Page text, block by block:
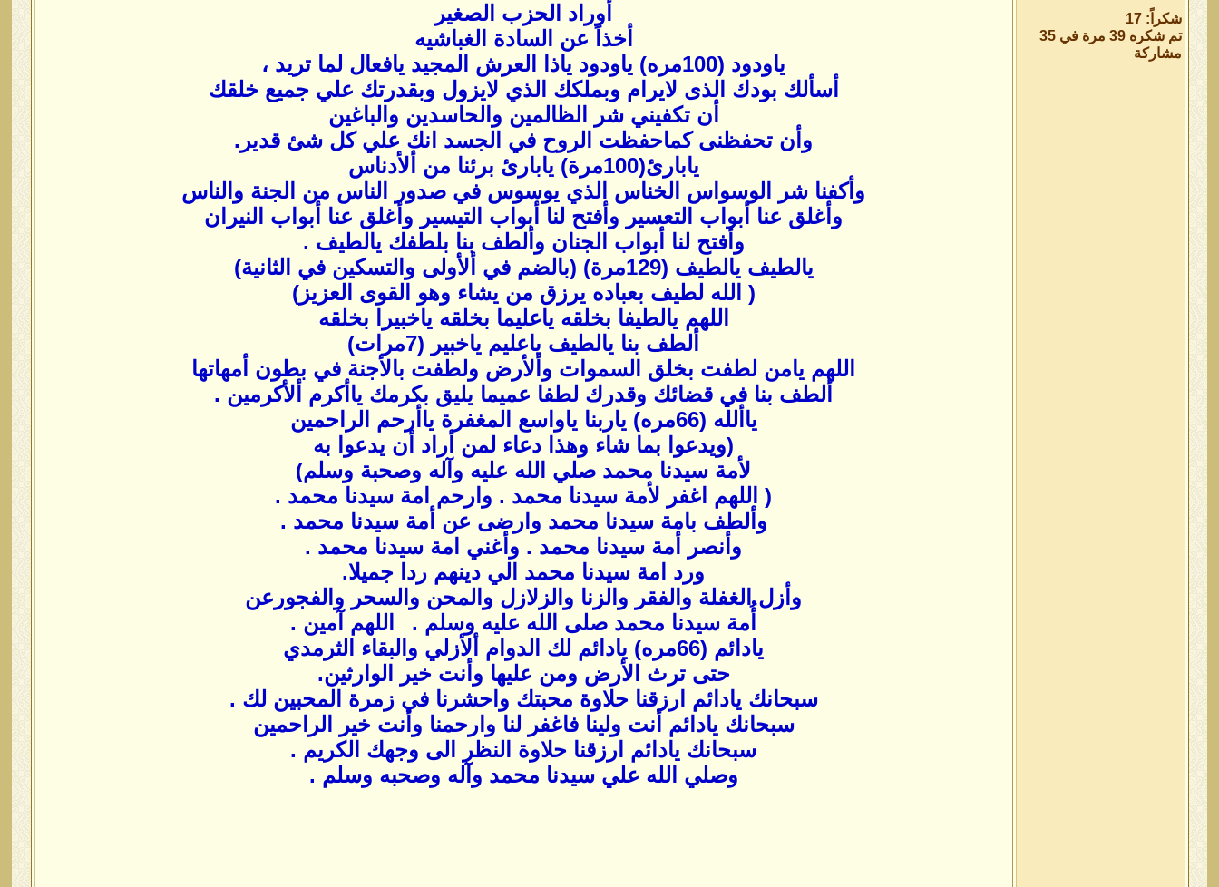
شكراً: 17
تم شكره 39 مرة في 35
مشاركة
أوراد الحزب الصغير
أخذاً عن السادة الغباشيه
ياودود (100مره) ياودود ياذا العرش المجيد يافعال لما تريد ،
أسألك بودك الذى لايرام وبملكك الذي لايزول وبقدرتك علي جميع خلقك
أن تكفيني شر الظالمين والحاسدين والباغين
وأن تحفظنى كماحفظت الروح في الجسد انك علي كل شئ قدير.
يابارئ(100مرة) يابارئ برئنا من ألأدناس
وأكفنا شر الوسواس الخناس الذي يوسوس في صدور الناس من الجنة والناس
وأغلق عنا أبواب التعسير وأفتح لنا أبواب التيسير وأغلق عنا أبواب النيران
وأفتح لنا أبواب الجنان وألطف بنا بلطفك يالطيف .
يالطيف يالطيف (129مرة) (بالضم في ألأولى والتسكين في الثانية)
( الله لطيف بعباده يرزق من يشاء وهو القوى العزيز)
اللهم يالطيفا بخلقه ياعليما بخلقه ياخبيرا بخلقه
ألطف بنا يالطيف ياعليم ياخبير (7مرات)
اللهم يامن لطفت بخلق السموات وألأرض ولطفت بالأجنة في بطون أمهاتها
ألطف بنا في قضائك وقدرك لطفا عميما يليق بكرمك ياأكرم ألأكرمين .
ياألله (66مره) ياربنا ياواسع المغفرة ياأرحم الراحمين
(ويدعوا بما شاء وهذا دعاء لمن أراد أن يدعوا به
لأمة سيدنا محمد صلي الله عليه وآله وصحبة وسلم)
( اللهم اغفر لأمة سيدنا محمد . وارحم امة سيدنا محمد .
وألطف بامة سيدنا محمد وارضى عن أمة سيدنا محمد .
وأنصر أمة سيدنا محمد . وأغني امة سيدنا محمد .
ورد امة سيدنا محمد الي دينهم ردا جميلا.
وأزل الغفلة والفقر والزنا والزلازل والمحن والسحر والفجورعن
أُمة سيدنا محمد صلى الله عليه وسلم . اللهم آمين .
يادائم (66مره) يادائم لك الدوام ألأزلي والبقاء الثرمدي
حتى ترث الأرض ومن عليها وأنت خير الوارثين.
سبحانك يادائم ارزقنا حلاوة محبتك واحشرنا في زمرة المحبين لك .
سبحانك يادائم أنت ولينا فاغفر لنا وارحمنا وأنت خير الراحمين
سبحانك يادائم ارزقنا حلاوة النظر الى وجهك الكريم .
وصلي الله علي سيدنا محمد وآله وصحبه وسلم .